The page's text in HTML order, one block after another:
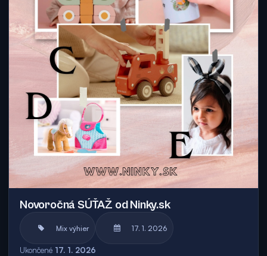
Novoročná SÚŤAŽ od Ninky.sk
Mix výhier 17. 1. 2026
Ukončené 17. 1. 2026